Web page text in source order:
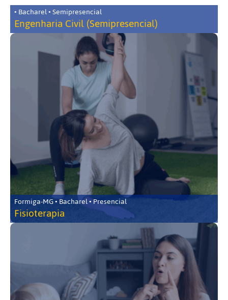
• Bacharel • Semipresencial
Engenharia Civil (Semipresencial)
Formiga-MG • Bacharel • Presencial
Fisioterapia